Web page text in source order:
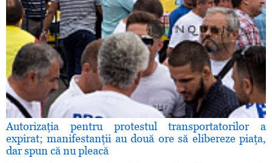
Autorizaţia pentru protestul transportatorilor a
expirat; manifestanţii au două ore să elibereze piaţa,
dar spun că nu pleacă